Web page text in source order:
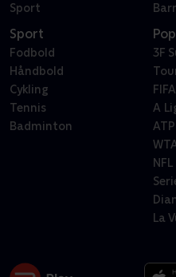
Sport
Sport
Fodbold
Håndbold
Cykling
Tennis
Badminton
3F
A
ATP
NFL
La